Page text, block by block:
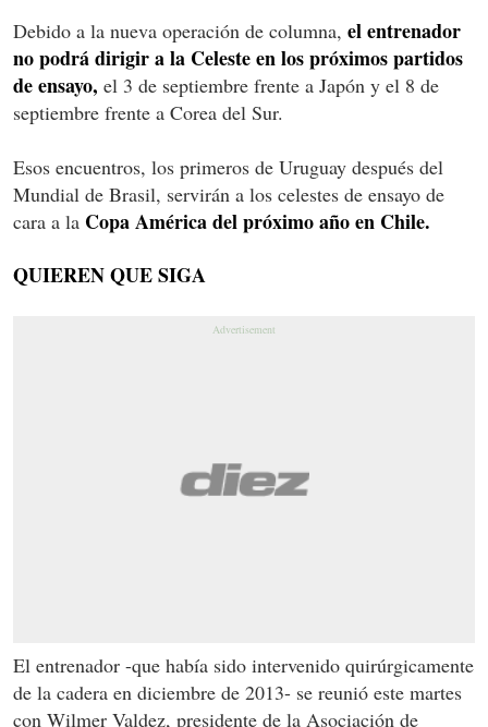
Debido a la nueva operación de columna, el entrenador
no podrá dirigir a la Celeste en los próximos partidos
de ensayo, el 3 de septiembre frente a Japón y el 8 de
septiembre frente a Corea del Sur.
Esos encuentros, los primeros de Uruguay después del
Mundial de Brasil, servirán a los celestes de ensayo de
cara a la Copa América del próximo año en Chile.
QUIEREN QUE SIGA
El entrenador -que había sido intervenido quirúrgicamente
de la cadera en diciembre de 2013- se reunió este martes
con Wilmer Valdez, presidente de la Asociación de